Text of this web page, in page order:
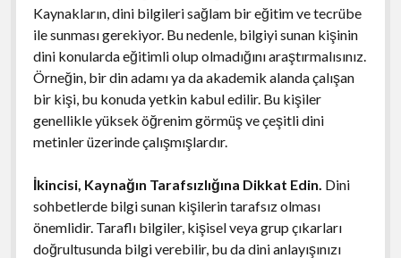
Kaynakların, dini bilgileri sağlam bir eğitim ve tecrübe
ile sunması gerekiyor. Bu nedenle, bilgiyi sunan kişinin
dini konularda eğitimli olup olmadığını araştırmalısınız.
Örneğin, bir din adamı ya da akademik alanda çalışan
bir kişi, bu konuda yetkin kabul edilir. Bu kişiler
genellikle yüksek öğrenim görmüş ve çeşitli dini
metinler üzerinde çalışmışlardır.
İkincisi, Kaynağın Tarafsızlığına Dikkat Edin. Dini
sohbetlerde bilgi sunan kişilerin tarafsız olması
önemlidir. Taraflı bilgiler, kişisel veya grup çıkarları
doğrultusunda bilgi verebilir, bu da dini anlayışınızı